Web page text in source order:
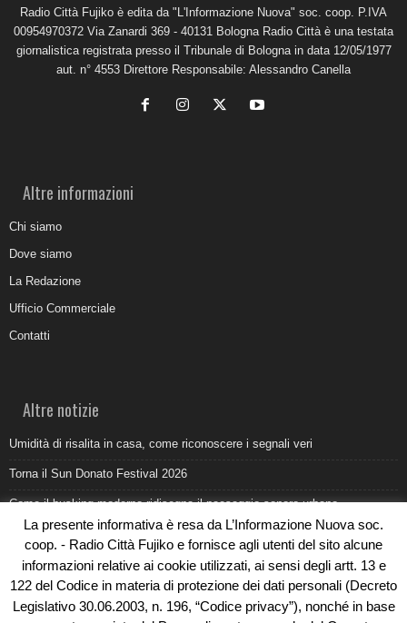
Radio Città Fujiko è edita da "L'Informazione Nuova" soc. coop. P.IVA
00954970372 Via Zanardi 369 - 40131 Bologna Radio Città è una testata
giornalistica registrata presso il Tribunale di Bologna in data 12/05/1977
aut. n° 4553 Direttore Responsabile: Alessandro Canella
Altre informazioni
Chi siamo
Dove siamo
La Redazione
Ufficio Commerciale
Contatti
Altre notizie
Umidità di risalita in casa, come riconoscere i segnali veri
Torna il Sun Donato Festival 2026
Come il busking moderno ridisegna il paesaggio sonoro urbano
Saldi estivi Michele Lopriore: l’eleganza Made in Italy incontra gli sconti
da non perdere
“Aho!” Un Atto di creazione e potenza di vita al Crisalide Forlì festival
2026
La presente informativa è resa da L’Informazione Nuova soc.
coop. - Radio Città Fujiko e fornisce agli utenti del sito alcune
informazioni relative ai cookie utilizzati, ai sensi degli artt. 13 e
122 del Codice in materia di protezione dei dati personali (Decreto
Legislativo 30.06.2003, n. 196, “Codice privacy”), nonché in base